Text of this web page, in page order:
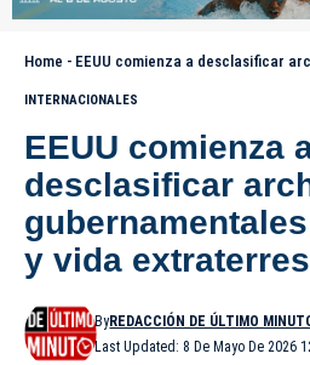
Home - EEUU comienza a desclasificar archivos
INTERNACIONALES
EEUU comienza
desclasificar
y vida
Last Updated: 8 De Mayo De 2026
ByREDACCIÓN DE ÚLTIMO